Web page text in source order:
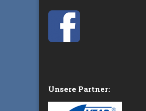
Unsere Partner: